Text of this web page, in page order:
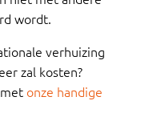
wordt.
verhuizing
zal kosten?
onze handige